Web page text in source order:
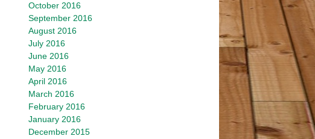
October 2016
September 2016
August 2016
July 2016
June 2016
May 2016
April 2016
March 2016
February 2016
January 2016
December 2015